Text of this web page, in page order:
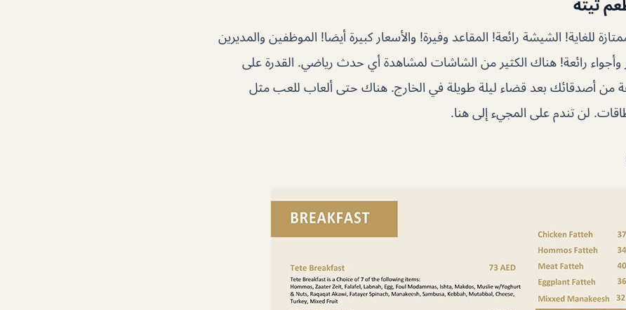
تيتة
للغاية! الشيشة رائعة! المقاعد وفيرة! والأسعار كبيرة أيضا! الموظفين والمديرين
وأجواء رائعة! هناك الكثير من الشاشات لمشاهدة أي حدث رياضي. القدرة على
من أصدقائك بعد قضاء ليلة طويلة في الخارج. هناك حتى ألعاب للعب مثل
لن تندم على المجيء إلى هنا.